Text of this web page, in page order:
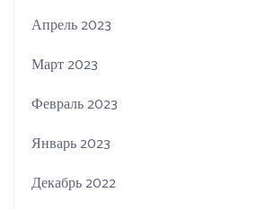
Апрель 2023
Март 2023
Февраль 2023
Январь 2023
Декабрь 2022